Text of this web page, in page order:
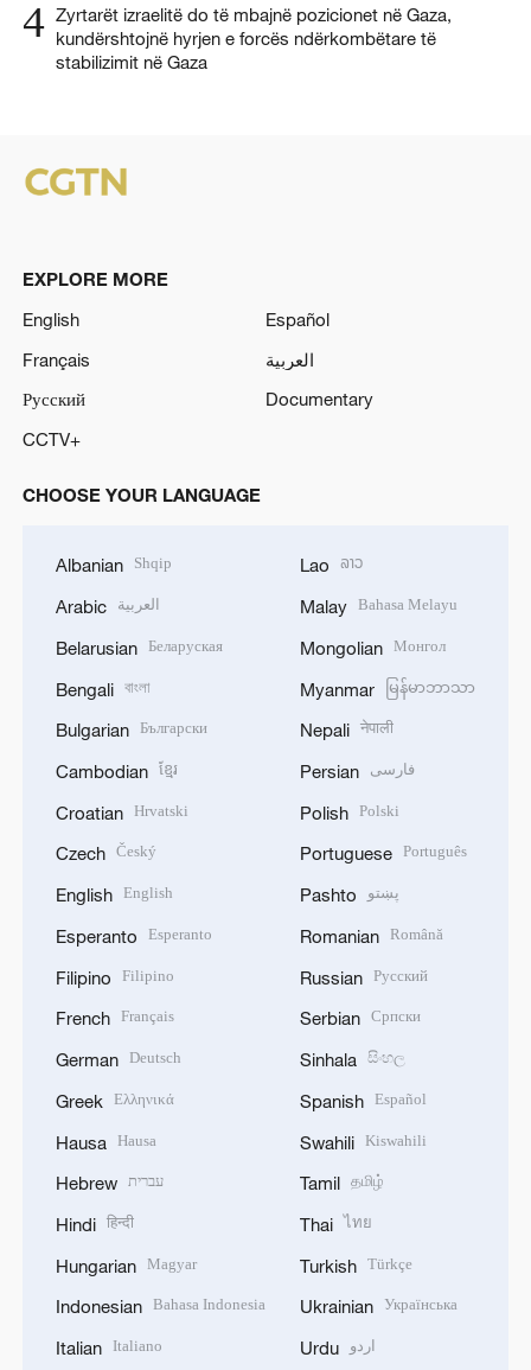
4 Zyrtarët izraelitë do të mbajnë pozicionet në Gaza,
kundërshtojnë hyrjen e forcës ndërkombëtare të
stabilizimit në Gaza
EXPLORE MORE
English
Español
Français
العربية
Русский
Documentary
CCTV+
CHOOSE YOUR LANGUAGE
Albanian Shqip
Arabic العربية
Belarusian Беларуская
Bengali বাংলা
Bulgarian Български
Cambodian ខ្មែរ
Croatian Hrvatski
Czech Český
English English
Esperanto Esperanto
Filipino Filipino
French Français
German Deutsch
Greek Ελληνικά
Hausa Hausa
Hebrew עברית
Hindi हिन्दी
Hungarian Magyar
Indonesian Bahasa Indonesia
Italian Italiano
Lao ລາວ
Malay Bahasa Melayu
Mongolian Монгол
Myanmar မြန်မာဘာသာ
Nepali नेपाली
Persian فارسی
Polish Polski
Portuguese Português
Pashto پښتو
Romanian Română
Russian Русский
Serbian Српски
Sinhala සිංහල
Spanish Español
Swahili Kiswahili
Tamil தமிழ்
Thai ไทย
Turkish Türkçe
Ukrainian Українська
Urdu اردو